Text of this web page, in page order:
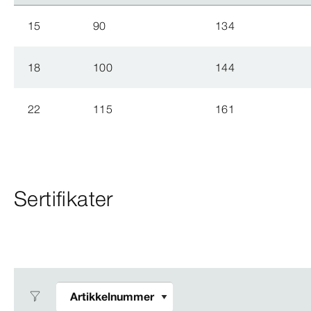
15 90 134
18 100 144
22 115 161
Sertifikater